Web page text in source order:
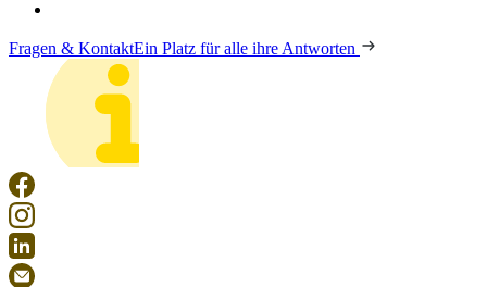
Fragen & KontaktEin Platz für alle ihre Antworten